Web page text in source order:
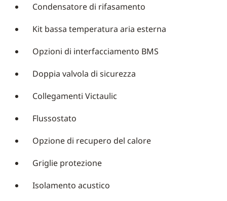
Condensatore di rifasamento
Kit bassa temperatura aria esterna
Opzioni di interfacciamento BMS
Doppia valvola di sicurezza
Collegamenti Victaulic
Flussostato
Opzione di recupero del calore
Griglie protezione
Isolamento acustico